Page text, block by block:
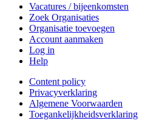
Vacatures / bijeenkomsten
Zoek Organisaties
Organisatie toevoegen
Account aanmaken
Log in
Help
Content policy
Privacyverklaring
Algemene Voorwaarden
Toegankelijkheidsverklaring